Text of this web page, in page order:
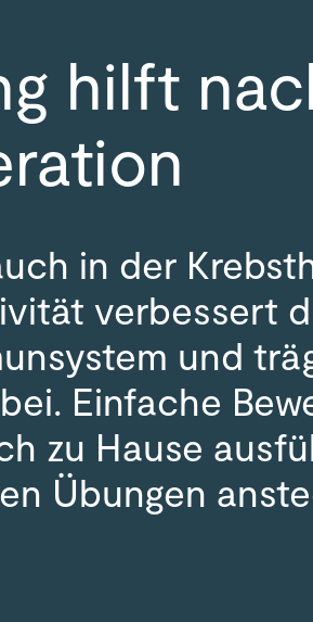
hilft
in der
verbessert
und
Einfache
zu Hause
Übungen